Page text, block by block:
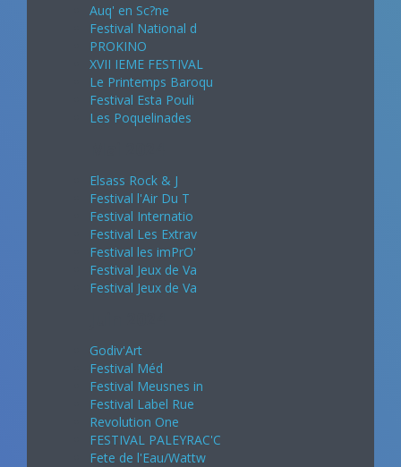
Auq' en Sc?ne
Festival National d
PROKINO
XVII IEME FESTIVAL
Le Printemps Baroqu
Festival Esta Pouli
Les Poquelinades
Elsass Rock & J
Festival l'Air Du T
Festival Internatio
Festival Les Extrav
Festival les imPrO'
Festival Jeux de Va
Festival Jeux de Va
Godiv'Art
Festival Méd
Festival Meusnes in
Festival Label Rue
Revolution One
FESTIVAL PALEYRAC'C
Fete de l'Eau/Wattw